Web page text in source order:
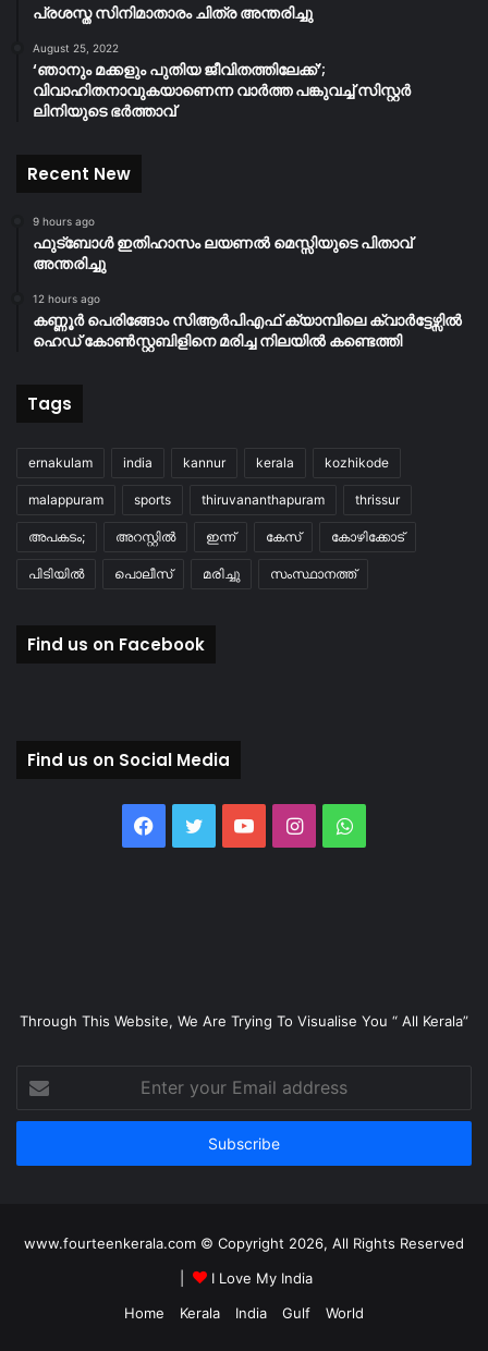
പ്രശസ്ത സിനിമാതാരം ചിത്ര അന്തരിച്ചു
August 25, 2022
‘ഞാനും മക്കളും പുതിയ ജീവിതത്തിലേക്ക്’;
വിവാഹിതനാവുകയാണെന്ന വാർത്ത പങ്കുവച്ച് സിസ്റ്റർ
ലിനിയുടെ ഭർത്താവ്
Recent New
9 hours ago
ഫുട്ബോൾ ഇതിഹാസം ലയണൽ മെസ്സിയുടെ പിതാവ്
അന്തരിച്ചു
12 hours ago
കണ്ണൂർ പെരിങ്ങോം സിആർപിഎഫ് ക്യാമ്പിലെ ക്വാർട്ടേഴ്സിൽ
ഹെഡ് കോൺസ്റ്റബിളിനെ മരിച്ച നിലയിൽ കണ്ടെത്തി
Tags
ernakulam india kannur kerala kozhikode
malappuram sports thiruvananthapuram thrissur
അപകടം; അറസ്റ്റിൽ ഇന്ന് കേസ് കോഴിക്കോട്
പിടിയിൽ പൊലീസ് മരിച്ചു സംസ്ഥാനത്ത്
Find us on Facebook
Find us on Social Media
Facebook
TwitterYouTubeInstagramWhatsApp
Through This Website, We Are Trying To Visualise You “ All Kerala”
your
Email
www.fourteenkerala.com © Copyright 2026, All Rights Reserved
I Love My India
Home
Kerala India Gulf World